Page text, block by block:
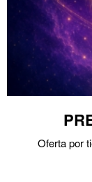
Oferta por